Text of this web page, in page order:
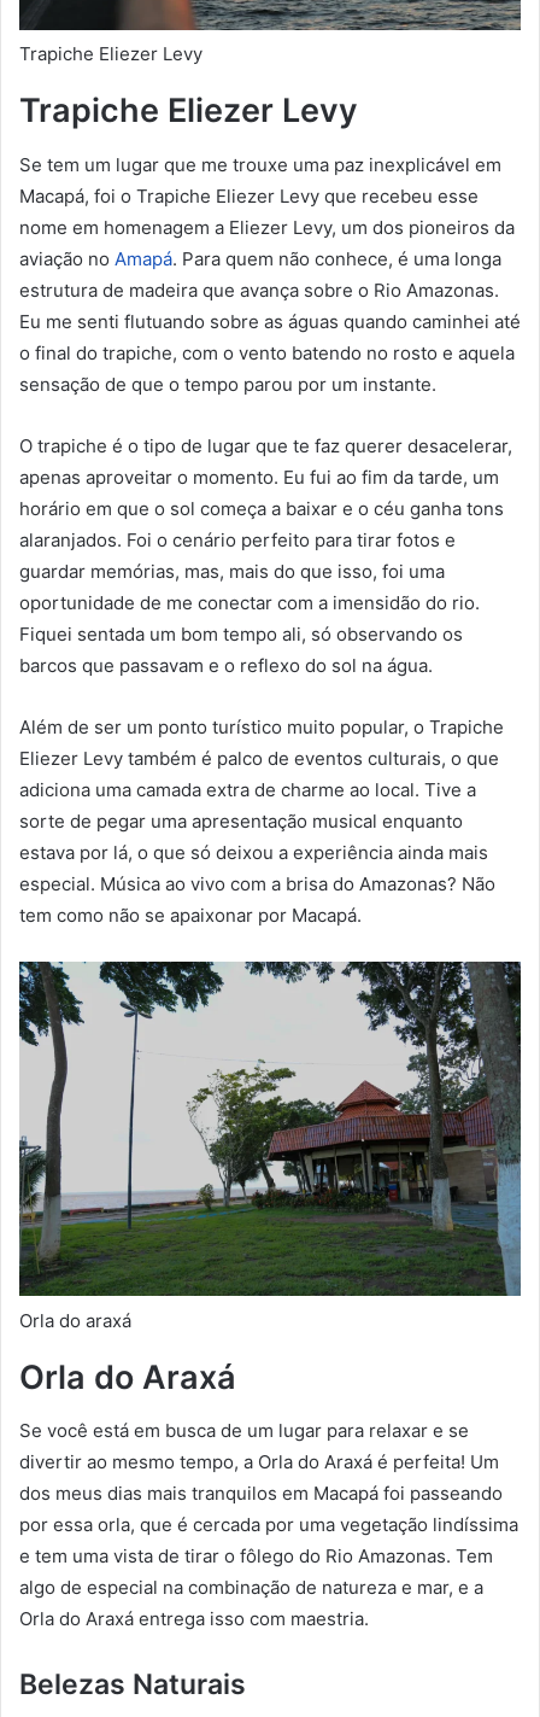
Trapiche Eliezer Levy
Trapiche Eliezer Levy
Se tem um lugar que me trouxe uma paz inexplicável em
Macapá, foi o Trapiche Eliezer Levy que recebeu esse
nome em homenagem a Eliezer Levy, um dos pioneiros da
aviação no Amapá. Para quem não conhece, é uma longa
estrutura de madeira que avança sobre o Rio Amazonas.
Eu me senti flutuando sobre as águas quando caminhei até
o final do trapiche, com o vento batendo no rosto e aquela
sensação de que o tempo parou por um instante.
O trapiche é o tipo de lugar que te faz querer desacelerar,
apenas aproveitar o momento. Eu fui ao fim da tarde, um
horário em que o sol começa a baixar e o céu ganha tons
alaranjados. Foi o cenário perfeito para tirar fotos e
guardar memórias, mas, mais do que isso, foi uma
oportunidade de me conectar com a imensidão do rio.
Fiquei sentada um bom tempo ali, só observando os
barcos que passavam e o reflexo do sol na água.
Além de ser um ponto turístico muito popular, o Trapiche
Eliezer Levy também é palco de eventos culturais, o que
adiciona uma camada extra de charme ao local. Tive a
sorte de pegar uma apresentação musical enquanto
estava por lá, o que só deixou a experiência ainda mais
especial. Música ao vivo com a brisa do Amazonas? Não
tem como não se apaixonar por Macapá.
Orla do araxá
Orla do Araxá
Se você está em busca de um lugar para relaxar e se
divertir ao mesmo tempo, a Orla do Araxá é perfeita! Um
dos meus dias mais tranquilos em Macapá foi passeando
por essa orla, que é cercada por uma vegetação lindíssima
e tem uma vista de tirar o fôlego do Rio Amazonas. Tem
algo de especial na combinação de natureza e mar, e a
Orla do Araxá entrega isso com maestria.
Belezas Naturais